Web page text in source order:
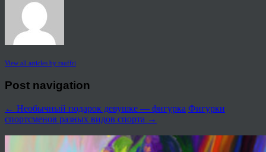
View all articles by rauffri
Post navigation
← Необычный подарок девушке — фигурка Фигурки
спортсменов разных видов спорта →